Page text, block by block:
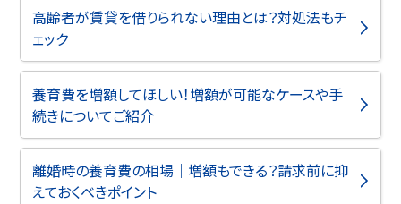
高齢者が賃貸を借りられない理由とは？対処法もチ
ェック
養育費を増額してほしい！増額が可能なケースや手
続きについてご紹介
離婚時の養育費の相場｜増額もできる？請求前に抑
えておくべきポイント